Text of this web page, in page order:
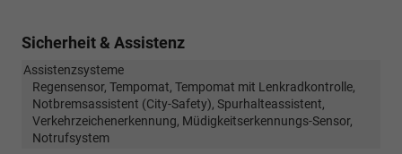
Sicherheit & Assistenz
Assistenzsysteme
Regensensor, Tempomat, Tempomat mit Lenkradkontrolle,
Notbremsassistent (City-Safety), Spurhalteassistent,
Verkehrzeichenerkennung, Müdigkeitserkennungs-Sensor,
Notrufsystem